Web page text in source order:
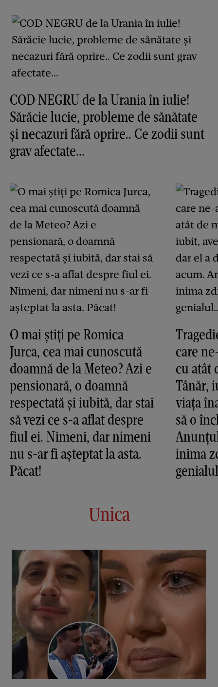
COD NEGRU de la Urania în iulie!
Sărăcie lucie, probleme de sănătate
și necazuri fără oprire.. Ce zodii sunt
grav afectate...
O mai știți pe Romica
Jurca, cea mai cunoscută
doamnă de la Meteo? Azi e
pensionară, o doamnă
respectată și iubită, dar stai
să vezi ce s-a aflat despre
fiul ei. Nimeni, dar nimeni
nu s-ar fi așteptat la asta.
Păcat!
care
cu atât
Tânăr,
viața
să o
inima
Unica